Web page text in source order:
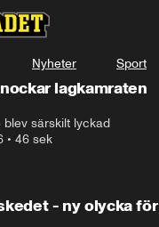
Nyheter Sport
lagkamraten
blev särskilt lyckad
• 46 sek
- ny olycka för